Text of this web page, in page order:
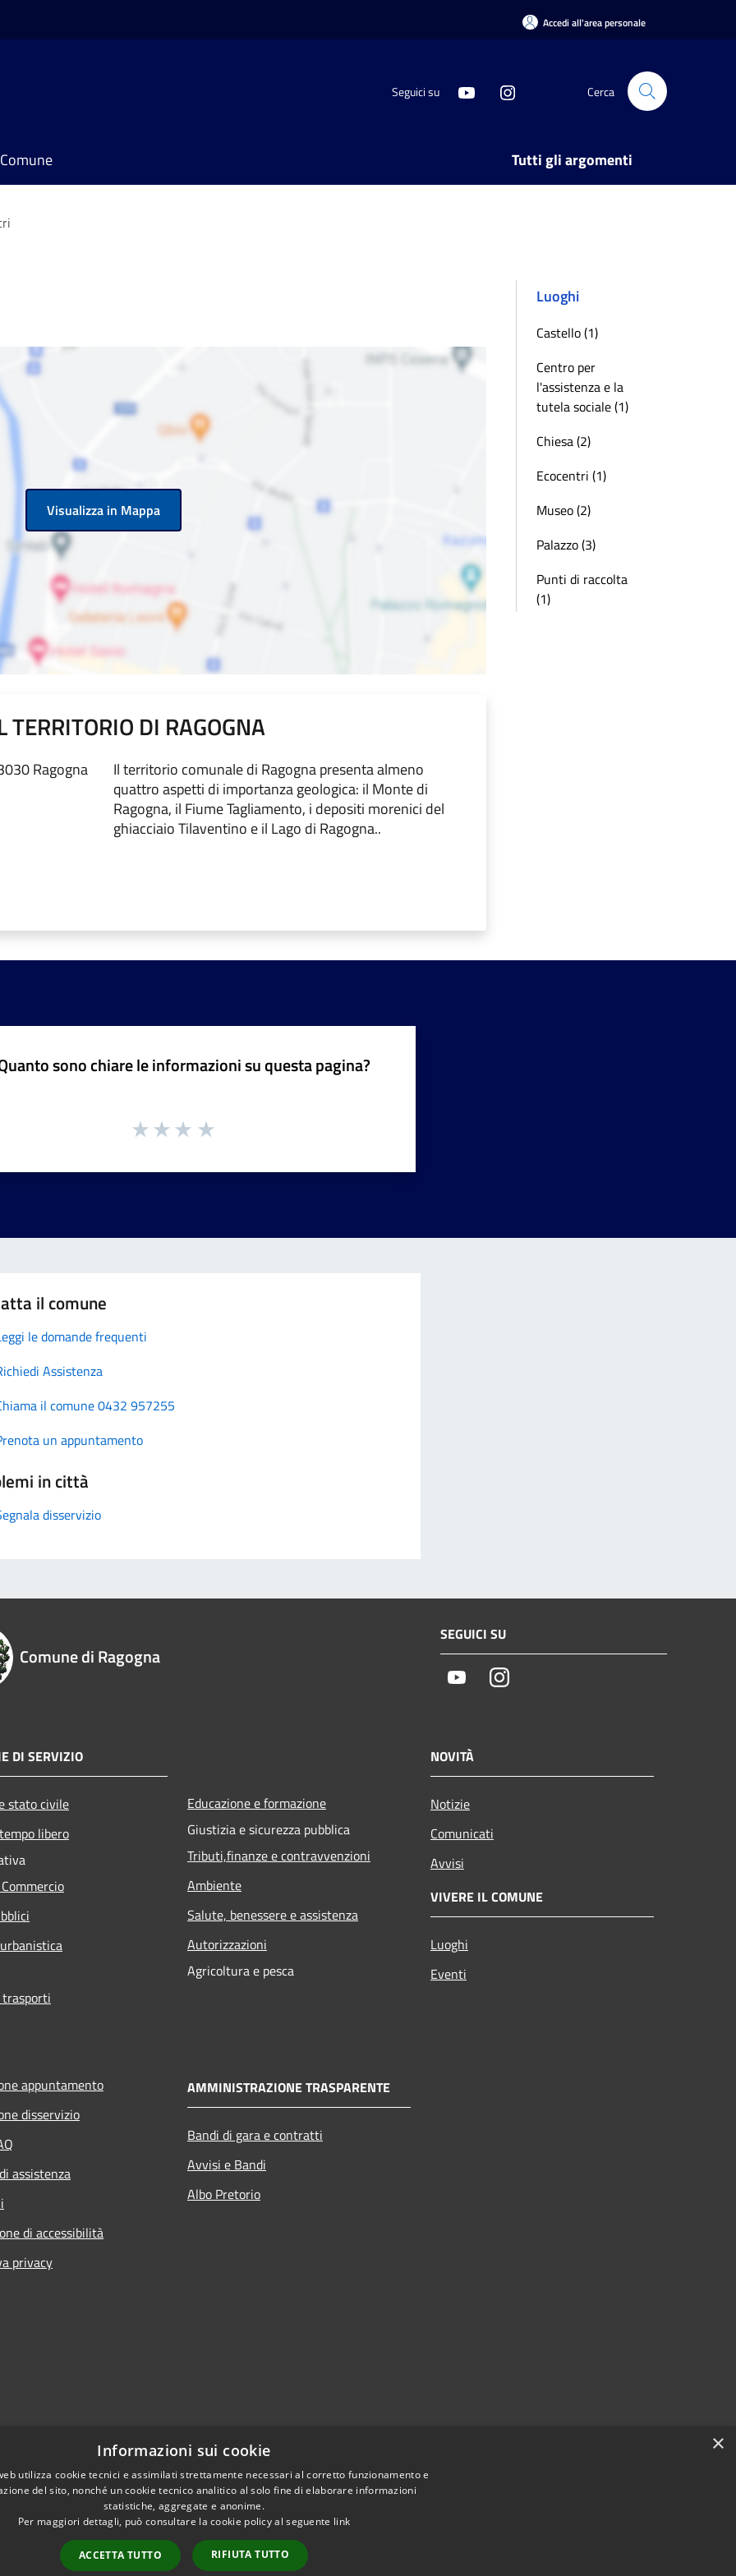
Accedi all'area personale
Seguici su Cerca
Tutti gli argomenti
Visualizza in Mappa
TERRITORIO DI RAGOGNA
Ragogna
Il territorio comunale di Ragogna presenta almeno
quattro aspetti di importanza geologica: il Monte di
Ragogna, il Fiume Tagliamento, i depositi morenici del
ghiacciaio Tilaventino e il Lago di Ragogna..
Luoghi
Castello (1)
Centro per
l'assistenza e la
tutela sociale (1)
Chiesa (2)
Ecocentri (1)
Museo (2)
Palazzo (3)
Punti di raccolta
(1)
sono chiare le informazioni su questa pagina?
il comune
le domande frequenti
Assistenza
il comune 0432 957255
un appuntamento
in città
disservizio
Comune di Ragogna
SEGUICI SU
YoutubeInstagram
DI SERVIZIO
stato civile
libero
Educazione e formazione
Giustizia e sicurezza pubblica
Tributi,finanze e contravvenzioni
Ambiente
Salute, benessere e assistenza
Autorizzazioni
Agricoltura e pesca
NOVITÀ
Notizie
Comunicati
Avvisi
VIVERE IL COMUNE
Luoghi
Eventi
appuntamento
disservizio
assistenza
di accessibilità
privacy
AMMINISTRAZIONE TRASPARENTE
Bandi di gara e contratti
Avvisi e Bandi
Albo Pretorio
Copyright © 2026 • Comune di Ragogna • Powered by
×
Informazioni sui cookie
utilizza cookie tecnici e assimilati strettamente necessari al corretto funzionamento e
del sito, nonché un cookie tecnico analitico al solo fine di elaborare informazioni
statistiche, aggregate e anonime.
Per maggiori dettagli, può consultare la cookie policy al seguente link
ACCETTA TUTTO RIFIUTA TUTTO